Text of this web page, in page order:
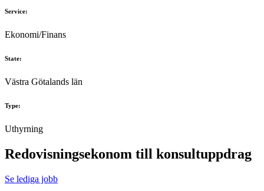
Service:
Ekonomi/Finans
State:
Västra Götalands län
Type:
Uthyrning
Redovisningsekonom till konsultuppdrag
Se lediga jobb